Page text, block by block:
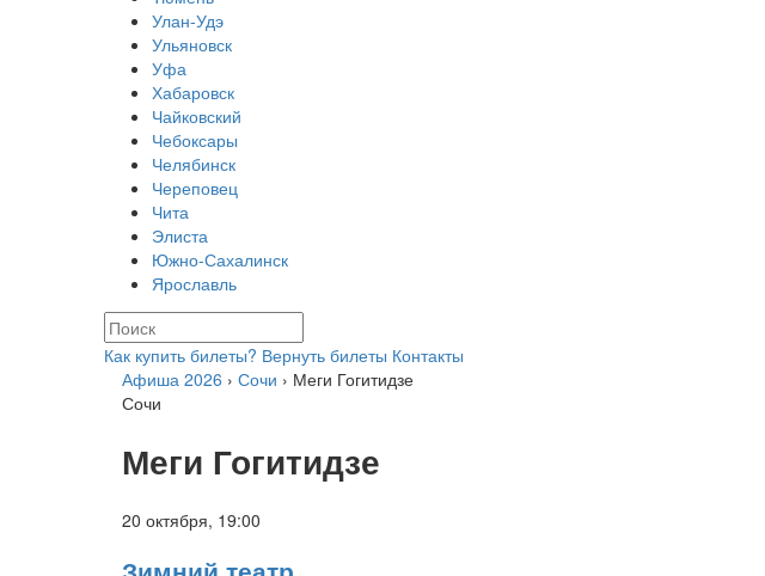
Улан-Удэ
Ульяновск
Уфа
Хабаровск
Чайковский
Чебоксары
Челябинск
Череповец
Чита
Элиста
Южно-Сахалинск
Ярославль
Как купить билеты? Вернуть билеты Контакты
Афиша 2026 › Сочи › Меги Гогитидзе
Сочи
Меги Гогитидзе
20 октября, 19:00